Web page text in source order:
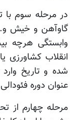
در مرحله سوم با
گاوآهن و خیش
وابستگی هرچه
انقلاب کشاورزی
شده و تاریخ
عنوان دوره
مرحله چهارم از